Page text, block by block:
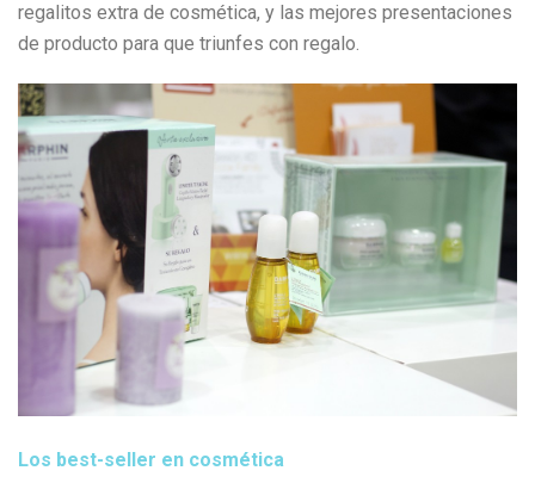
regalitos extra de cosmética, y las mejores presentaciones
de producto para que triunfes con regalo.
Los best-seller en cosmética